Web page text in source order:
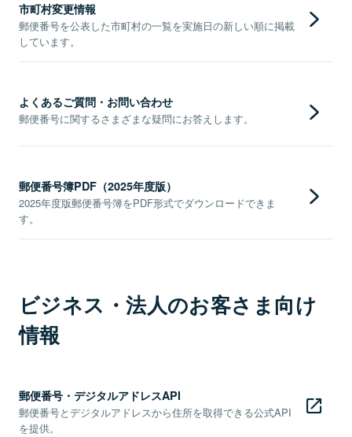
市町村変更情報
郵便番号を公表した市町村の一覧を実施日の新しい順に掲載
しています。
よくあるご質問・お問い合わせ
郵便番号に関するさまざまな疑問にお答えします。
郵便番号簿PDF（2025年度版）
2025年度版郵便番号簿をPDF形式でダウンロードできま
す。
ビジネス・法人のお客さま向け
情報
郵便番号・デジタルアドレスAPI
郵便番号とデジタルアドレスから住所を取得できる公式API
を提供。